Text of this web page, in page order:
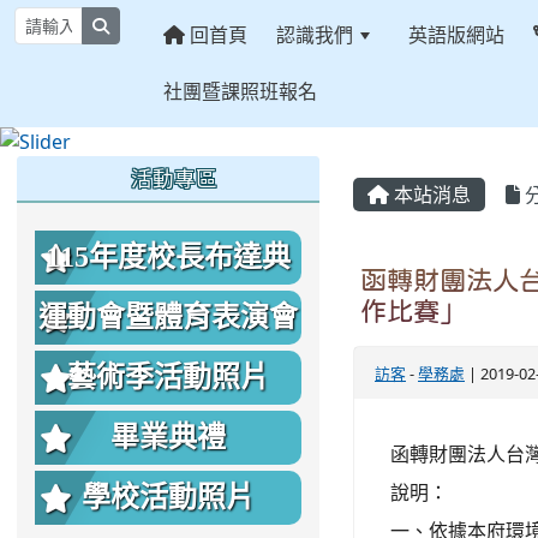
回首頁 認識我們 英語版網站
社團暨課照班報名
本站消息
函轉財團法人
作比賽」
訪客-學務處 | 2019-
函轉財團法人台
說明：
一、依據本府環
活動專區
115年度校長布達典
禮照片
運動會暨體育表演會
照片
藝術季活動照片
畢業典禮
學校活動照片